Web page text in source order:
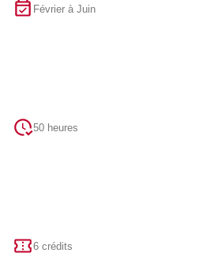
Février à Juin
50 heures
6 crédits